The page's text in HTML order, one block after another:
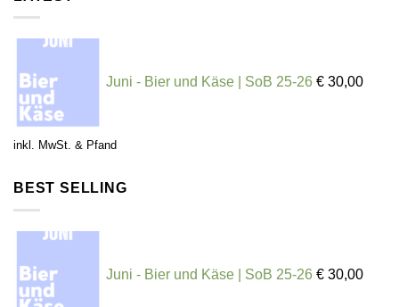
Juni - Bier und Käse | SoB 25-26 € 30,00
inkl. MwSt. & Pfand
BEST SELLING
Juni - Bier und Käse | SoB 25-26 € 30,00